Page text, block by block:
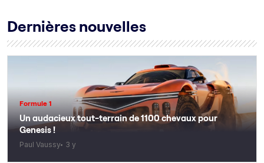
Dernières nouvelles
Formule 1
Un audacieux tout-terrain de 1100 chevaux pour
Genesis !
Paul Vaussy 3 y